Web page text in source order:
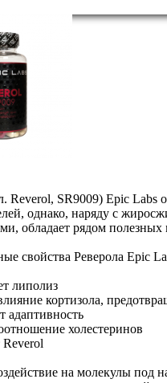
Reverol, SR9009) Epic Labs
однако, наряду с
обладает рядом полезных
свойства Реверола Epic
липолиз
кортизола,
адаптивность
холестеринов
Reverol
на молекулы под